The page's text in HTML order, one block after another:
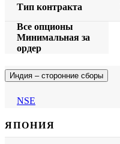
Тип контракта
Все опционы
Минимальная за
ордер
Индия – сторонние сборы
NSE
ЯПОНИЯ